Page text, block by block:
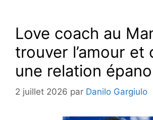
Love coach au
trouver l’amour et
une relation
2 juillet 2026 par Danilo Gargiulo